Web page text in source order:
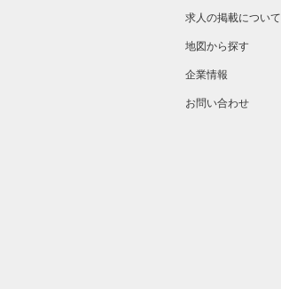
求人の掲載について
地図から探す
企業情報
お問い合わせ